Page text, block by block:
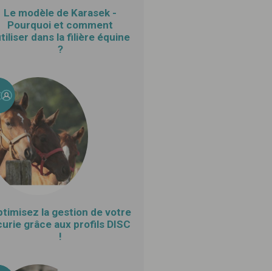
Le modèle de Karasek -
Pourquoi et comment
dans la filière équine
?
la gestion de votre
grâce aux profils DISC
!